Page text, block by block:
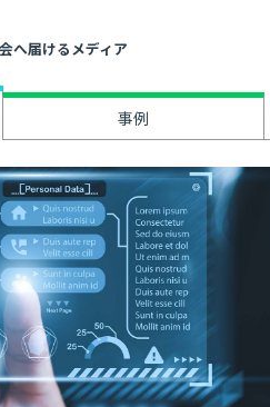
へ届けるメディア
事例